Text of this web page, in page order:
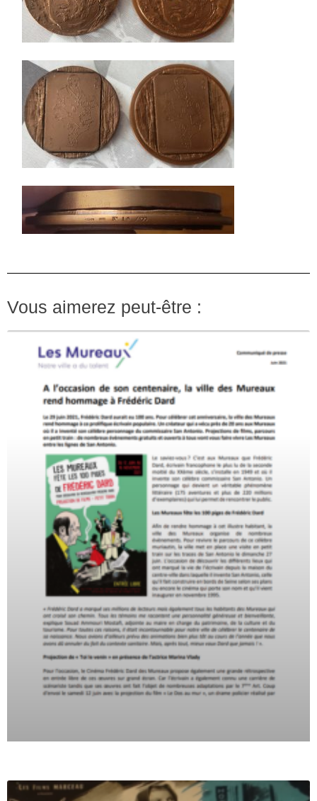
Vous aimerez peut-être :